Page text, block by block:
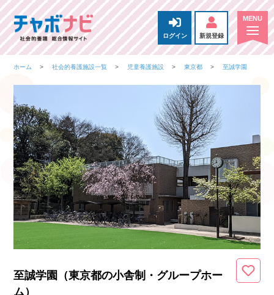
ログイン 新規登録
ホーム 社会的養護施設一覧 児童養護施設 東京都 至誠学園
至誠学園（東京都の小舎制・グループホー
ム）